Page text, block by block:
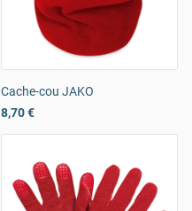
Cache-cou JAKO
8,70 €